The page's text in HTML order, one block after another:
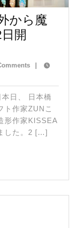
から魔
開
|
日、 日本橋
ト作家ZUNこ
形作家KISSEA
した。2 […]